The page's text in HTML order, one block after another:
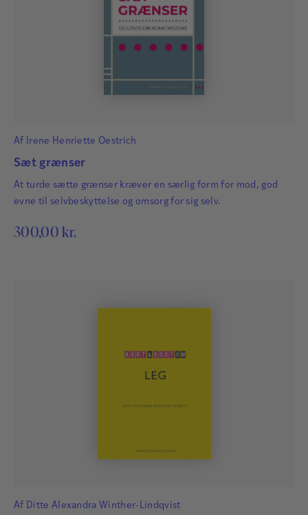
Af Irene Henriette Oestrich
Sæt grænser
At turde sætte grænser kræver en særlig form for mod, god
evne til selvbeskyttelse og omsorg for sig selv.
300,00 kr.
Af Ditte Alexandra Winther-Lindqvist